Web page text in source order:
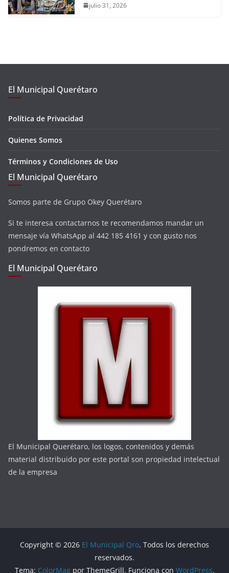
julio 31, 2026
El Municipal Querétaro
Política de Privacidad
Quienes Somos
Términos y Condiciones de Uso
El Municipal Querétaro
Somos parte de Grupo Okey Querétaro
Si te interesa contactarnos te recomendamos mandar un
mensaje vía WhatsApp al 442 185 4161 y con gusto nos
pondremos en contacto
El Municipal Querétaro
El Municipal Querétaro, los logos, contenidos y demás
material distribuido por este portal son propiedad intelectual
de la empresa
Copyright © 2026 El Municipal Qro. Todos los derechos
reservados.
Tema: ColorMagpor ThemeGrill. Funciona con WordPress.